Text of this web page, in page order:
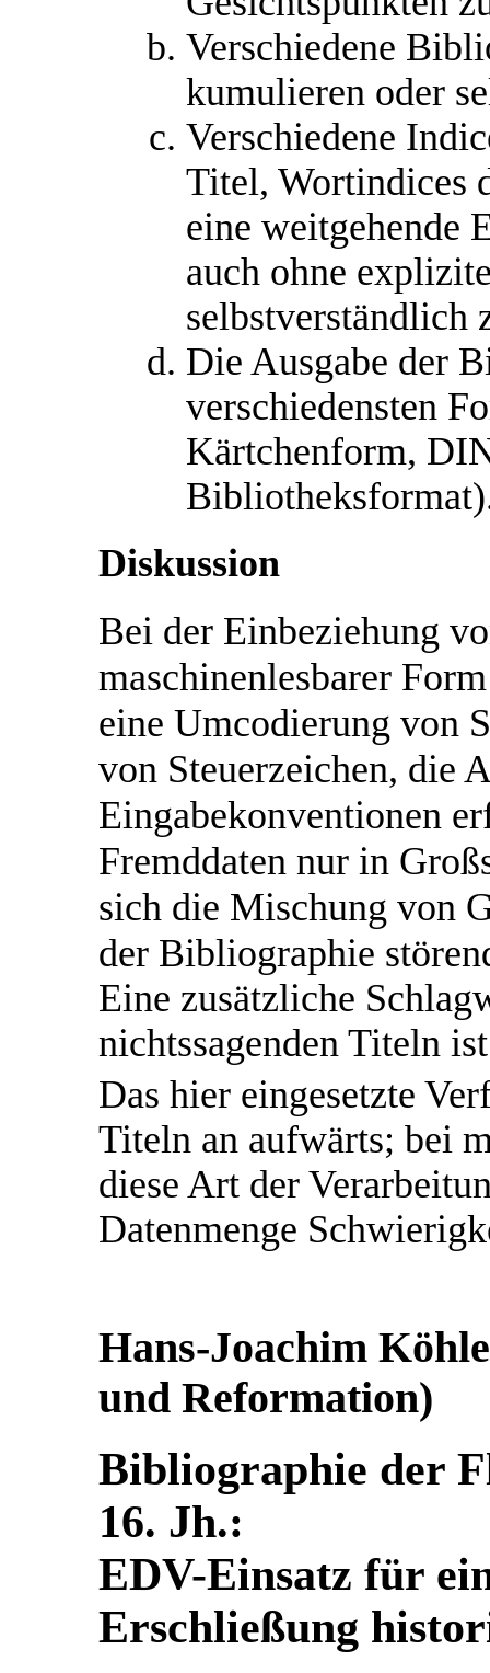
Verschiedene
kumulieren oder
Verschiedene
Titel, Wortindices
eine weitgehende
auch ohne
selbstverständlich
Die Ausgabe der
verschiedensten
Kärtchenform,
Diskussion
Bei der Einbeziehung
maschinenlesbarer
eine Umcodierung von
von Steuerzeichen, die
Eingabekonventionen
Fremddaten nur in
sich die Mischung von
der Bibliographie
Eine zusätzliche
nichtssagenden Titeln
Das hier eingesetzte
Titeln an aufwärts; bei
diese Art der
Datenmenge
Hans-Joachim
und Reformation)
Bibliographie der
16. Jh.:
EDV-Einsatz für
Erschließung